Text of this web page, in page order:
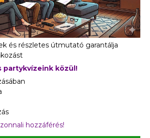
és részletes útmutató garantálja
partykvízeink közül!
hozzáférés!